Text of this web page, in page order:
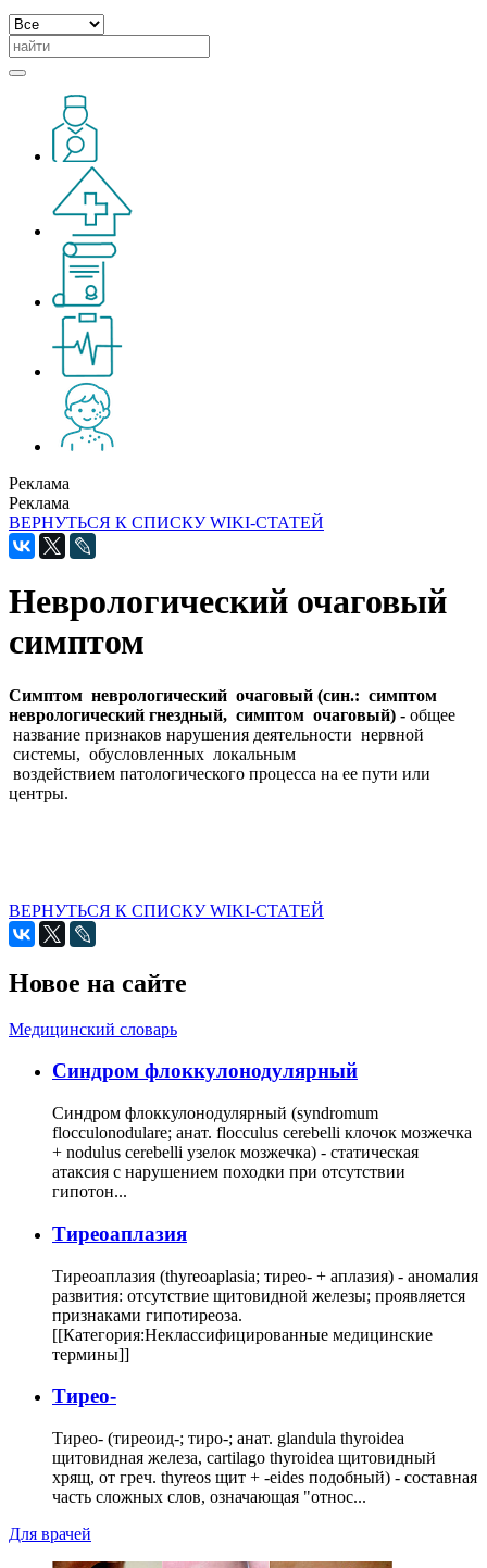
Реклама
Реклама
ВЕРНУТЬСЯ К СПИСКУ WIKI-СТАТЕЙ
Неврологический очаговый
симптом
Симптом неврологический очаговый (син.: симптом
неврологический гнездный, симптом очаговый) - общее
название признаков нарушения деятельности нервной
системы, обусловленных локальным
воздействием патологического процесса на ее пути или
центры.
ВЕРНУТЬСЯ К СПИСКУ WIKI-СТАТЕЙ
Новое на сайте
Медицинский словарь
Cиндром флоккулонодулярный
Синдром флоккулонодулярный (syndromum
flocculonodulare; анат. flocculus cerebelli клочок мозжечка
+ nodulus cerebelli узелок мозжечка) - статическая
атаксия с нарушением походки при отсутствии
гипотон...
Тиреоаплазия
Тиреоаплазия (thyreoaplasia; тирео- + аплазия) - аномалия
развития: отсутствие щитовидной железы; проявляется
признаками гипотиреоза.
[[Категория:Неклассифицированные медицинские
термины]]
Тирео-
Тирео- (тиреоид-; тиро-; анат. glandula thyroidea
щитовидная железа, cartilago thyroidea щитовидный
хрящ, от греч. thyreos щит + -eides подобный) - составная
часть сложных слов, означающая "относ...
Для врачей